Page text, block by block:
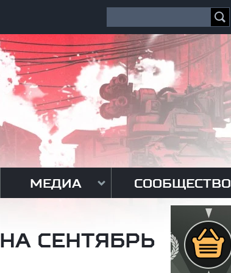
МЕДИА СООБЩЕСТВО
СЕНТЯБРЬ